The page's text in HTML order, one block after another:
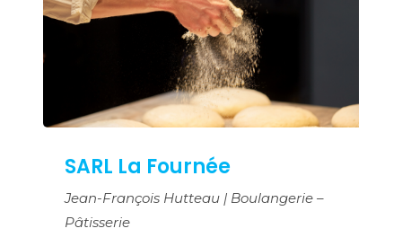
SARL La Fournée
Jean-François Hutteau | Boulangerie –
Pâtisserie